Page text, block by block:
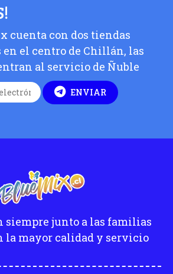
cuenta con dos tiendas
en el centro de Chillán, las
al servicio de Ñuble
ENVIAR
siempre junto a las familias
la mayor calidad y servicio